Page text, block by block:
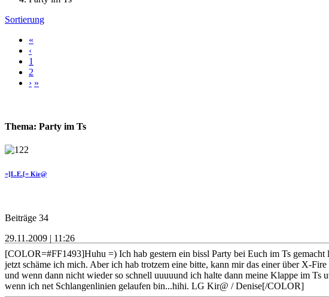
Sortierung
«
‹
1
2
› »
Thema: Party im Ts
=]L.E.[= Kir@
Beiträge 34
29.11.2009 | 11:26
[COLOR=#FF1493]Huhu =) Ich hab gestern ein bissl Party bei Euch im Ts
jetzt schäme ich mich. Aber ich hab trotzem eine bitte, kann mir das einer über X-
und wenn dann nicht wieder so schnell uuuuund ich halte dann meine Klappe im Ts
wenn ich net Schlangenlinien gelaufen bin...hihi. LG Kir@ / Denise[/COLOR]